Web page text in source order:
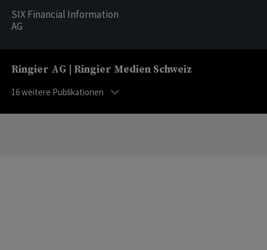
SIX Financial Information
AG
Ringier AG | Ringier Medien Schweiz
16weitere Publikationen